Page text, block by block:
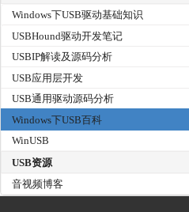
Windows下USB驱动基础知识
USBHound驱动开发笔记
USBIP解读及源码分析
USB应用层开发
USB通用驱动源码分析
Windows下USB百科
WinUSB
USB资源
音视频博客